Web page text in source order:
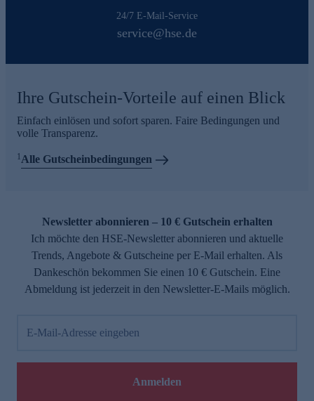
24/7 E-Mail-Service
service@hse.de
Ihre Gutschein-Vorteile auf einen Blick
Einfach einlösen und sofort sparen. Faire Bedingungen und
volle Transparenz.
1Alle Gutscheinbedingungen
Newsletter abonnieren – 10 € Gutschein erhalten
Ich möchte den HSE-Newsletter abonnieren und aktuelle
Trends, Angebote & Gutscheine per E-Mail erhalten. Als
Dankeschön bekommen Sie einen 10 € Gutschein. Eine
Abmeldung ist jederzeit in den Newsletter-E-Mails möglich.
E-Mail-Adresse eingeben
Anmelden